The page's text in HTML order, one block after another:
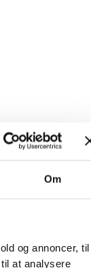
Om
og annoncer, til
at analysere
Hero Pups